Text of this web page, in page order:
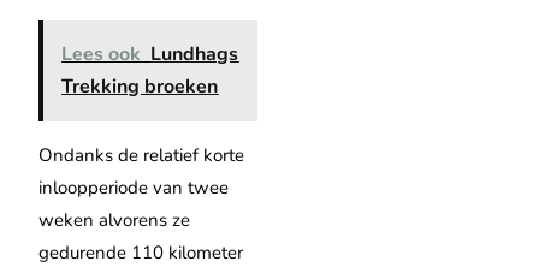
Lees ook Lundhags
Trekking broeken
Ondanks de relatief korte
inloopperiode van twee
weken alvorens ze
gedurende 110 kilometer